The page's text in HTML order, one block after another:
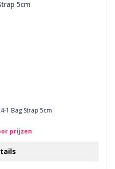
1 Bag Strap 5cm
prijzen